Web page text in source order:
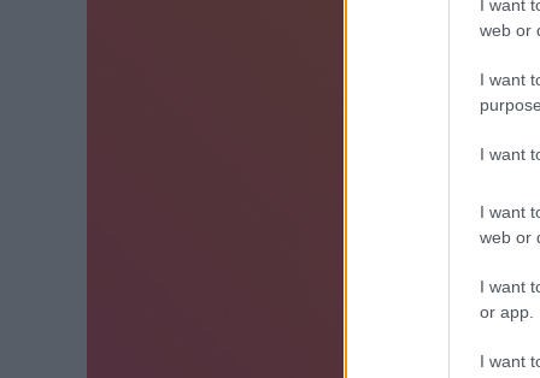
I want
web or
I want
I want
I want
web or
I want
or app.
I want